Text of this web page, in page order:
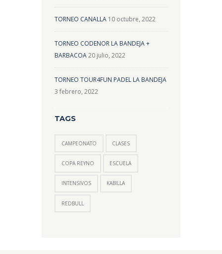
TORNEO CANALLA 10 octubre, 2022
TORNEO CODENOR LA BANDEJA +
BARBACOA20 julio, 2022
TORNEO TOUR4FUN PADEL LA BANDEJA
3 febrero, 2022
TAGS
CAMPEONATO CLASES
COPA REYNO ESCUELA
INTENSIVOS KABILLA
REDBULL